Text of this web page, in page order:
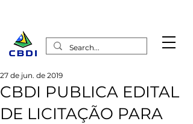
CBDI PUBLICA EDITAL
DE LICITAÇÃO PARA
27 de jun. de 2019